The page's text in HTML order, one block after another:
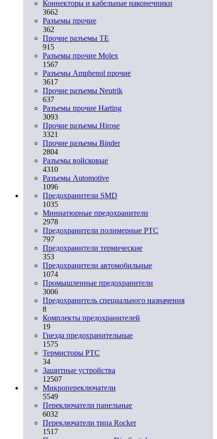
Коннекторы и кабельные наконечники
3662
Разъeмы прочие
362
Прочие разъемы TE
915
Разъемы прочие Molex
1567
Разъемы Amphenol прочие
3617
Прочие разъемы Neutrik
637
Разъемы прочие Harting
3093
Прочие разъемы Hirose
3321
Прочие разъемы Binder
2804
Разъемы войсковые
4310
Разъeмы Automotive
1096
Предохранители SMD
1035
Миниатюрные предохранители
2978
Предохранители полимерные PTC
797
Предохранители термические
353
Предохранители автомобильные
1074
Промышленные предохранители
3006
Предохранитель специального назначения
8
Комплекты предохранителей
19
Гнезда предохранительные
1575
Термисторы PTC
34
Защитные устройства
12507
Микропереключатели
5549
Переключатели панельные
6032
Переключатели типа Rocker
1517